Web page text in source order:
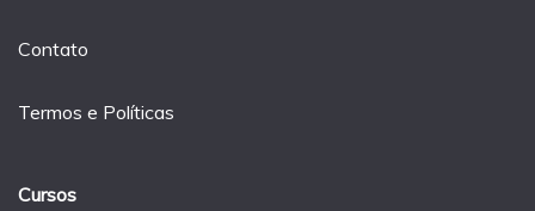
Contato
Termos e Políticas
Cursos